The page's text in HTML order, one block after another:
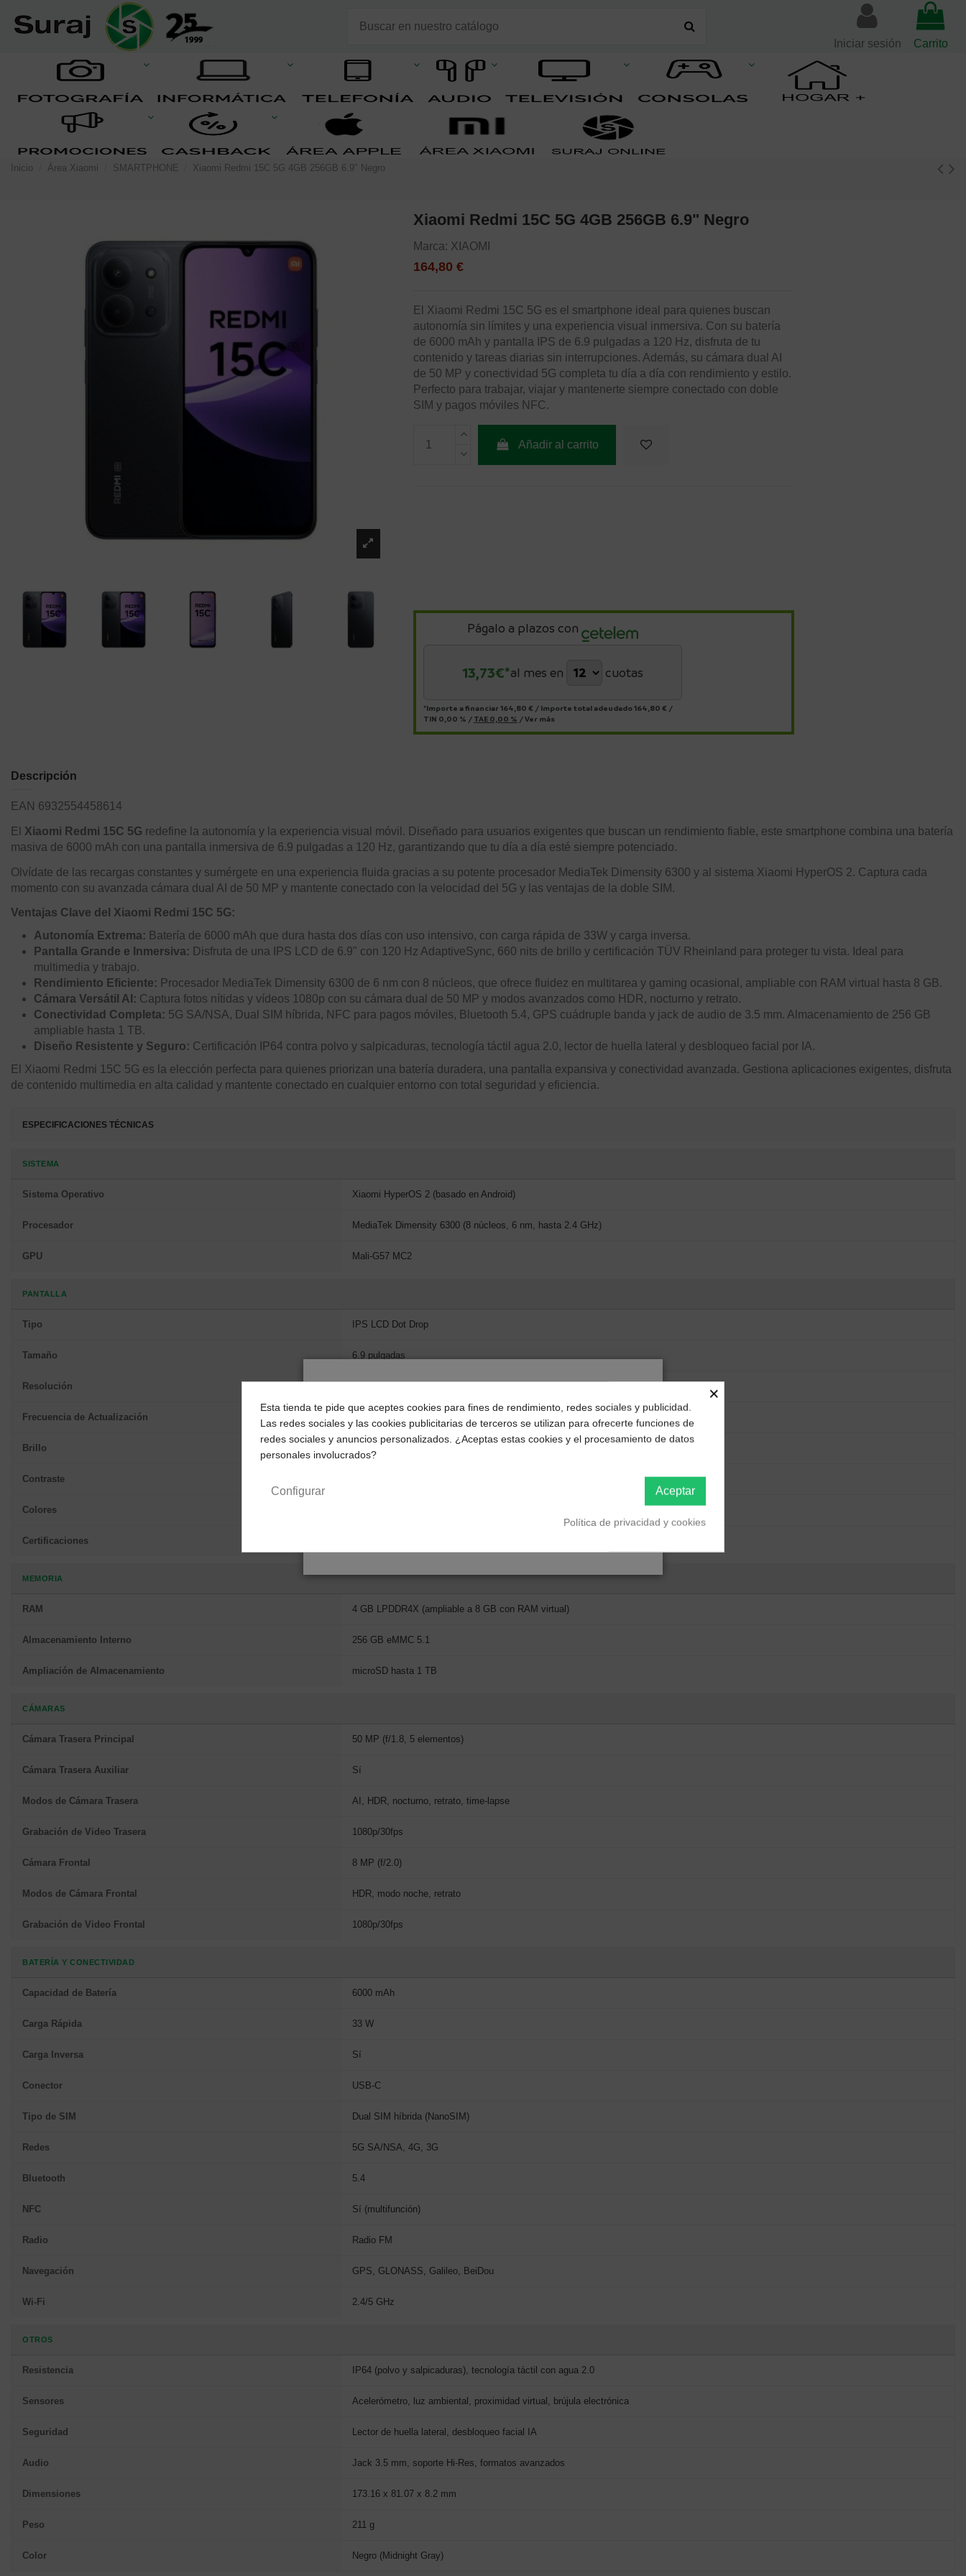
Iniciar sesión Carrito
Inicio Área Xiaomi SMARTPHONE Xiaomi Redmi 15C 5G 4GB 256GB 6.9" Negro
Xiaomi Redmi 15C 5G 4GB 256GB 6.9" Negro
Marca: XIAOMI
164,80 €
El Xiaomi Redmi 15C 5G es el smartphone ideal para quienes buscan
autonomía sin límites y una experiencia visual inmersiva. Con su batería
de 6000 mAh y pantalla IPS de 6.9 pulgadas a 120 Hz, disfruta de tu
contenido y tareas diarias sin interrupciones. Además, su cámara dual AI
de 50 MP y conectividad 5G completa tu día a día con rendimiento y estilo.
Perfecto para trabajar, viajar y mantenerte siempre conectado con doble
SIM y pagos móviles NFC.
Añadir al carrito
Págalo a plazos con
13,73€*al mes en cuotas
*Importe a financiar 164,80 € / Importe total adeudado164,80 € /
TIN 0,00 % / TAE 0,00 % /Ver más
Descripción
EAN 6932554458614
El Xiaomi Redmi 15C 5G redefine la autonomía y la experiencia visual móvil. Diseñado para usuarios exigentes que buscan un rendimiento fiable, este smartphone combina una batería
masiva de 6000 mAh con una pantalla inmersiva de 6.9 pulgadas a 120 Hz, garantizando que tu día a día esté siempre potenciado.
Olvídate de las recargas constantes y sumérgete en una experiencia fluida gracias a su potente procesador MediaTek Dimensity 6300 y al sistema Xiaomi HyperOS 2. Captura cada
momento con su avanzada cámara dual AI de 50 MP y mantente conectado con la velocidad del 5G y las ventajas de la doble SIM.
Ventajas Clave del Xiaomi Redmi 15C 5G:
Autonomía Extrema: Batería de 6000 mAh que dura hasta dos días con uso intensivo, con carga rápida de 33W y carga inversa.
Pantalla Grande e Inmersiva: Disfruta de una IPS LCD de 6.9" con 120 Hz AdaptiveSync, 660 nits de brillo y certificación TÜV Rheinland para proteger tu vista. Ideal para
multimedia y trabajo.
Rendimiento Eficiente: Procesador MediaTek Dimensity 6300 de 6 nm con 8 núcleos, que ofrece fluidez en multitarea y gaming ocasional, ampliable con RAM virtual hasta 8 GB.
Cámara Versátil AI: Captura fotos nítidas y vídeos 1080p con su cámara dual de 50 MP y modos avanzados como HDR, nocturno y retrato.
Conectividad Completa: 5G SA/NSA, Dual SIM híbrida, NFC para pagos móviles, Bluetooth 5.4, GPS cuádruple banda y jack de audio de 3.5 mm. Almacenamiento de 256 GB
ampliable hasta 1 TB.
Diseño Resistente y Seguro: Certificación IP64 contra polvo y salpicaduras, tecnología táctil agua 2.0, lector de huella lateral y desbloqueo facial por IA.
El Xiaomi Redmi 15C 5G es la elección perfecta para quienes priorizan una batería duradera, una pantalla expansiva y conectividad avanzada. Gestiona aplicaciones exigentes, disfruta
de contenido multimedia en alta calidad y mantente conectado en cualquier entorno con total seguridad y eficiencia.
ESPECIFICACIONES TÉCNICAS
SISTEMA
Sistema Operativo Xiaomi HyperOS 2 (basado en Android)
Procesador MediaTek Dimensity 6300 (8 núcleos, 6 nm, hasta 2.4 GHz)
GPU Mali-G57 MC2
PANTALLA
Tipo IPS LCD Dot Drop
Tamaño 6.9 pulgadas
Resolución 1600 x 720 px
Frecuencia de Actualización 120 Hz AdaptiveSync
Brillo 660 nits
Contraste
Colores
Certificaciones
MEMORIA
RAM 4 GB LPDDR4X (ampliable a 8 GB con RAM virtual)
Almacenamiento Interno 256 GB eMMC 5.1
Ampliación de Almacenamiento microSD hasta 1 TB
CÁMARAS
Cámara Trasera Principal 50 MP (f/1.8, 5 elementos)
Cámara Trasera Auxiliar Sí
Modos de Cámara Trasera AI, HDR, nocturno, retrato, time-lapse
Grabación de Video Trasera 1080p/30fps
Cámara Frontal 8 MP (f/2.0)
Modos de Cámara Frontal HDR, modo noche, retrato
Grabación de Video Frontal 1080p/30fps
BATERÍA Y CONECTIVIDAD
Capacidad de Batería 6000 mAh
Carga Rápida 33 W
Carga Inversa Sí
Conector USB-C
Tipo de SIM Dual SIM híbrida (NanoSIM)
Redes 5G SA/NSA, 4G, 3G
Bluetooth 5.4
NFC Sí (multifunción)
Radio Radio FM
Navegación GPS, GLONASS, Galileo, BeiDou
Wi-Fi 2.4/5 GHz
OTROS
Resistencia IP64 (polvo y salpicaduras), tecnología táctil con agua 2.0
Sensores Acelerómetro, luz ambiental, proximidad virtual, brújula electrónica
Seguridad Lector de huella lateral, desbloqueo facial IA
Audio Jack 3.5 mm, soporte Hi-Res, formatos avanzados
Dimensiones 173.16 x 81.07 x 8.2 mm
Peso 211 g
Color Negro (Midnight Gray)
¿Dónde deseas recibir tu pedido?
Selecciona tu ubicación para mostrarte los precios e
impuestos correctos para tu región.
×
Esta tienda te pide que aceptes cookies para fines de rendimiento, redes sociales y publicidad.
Las redes sociales y las cookies publicitarias de terceros se utilizan para ofrecerte funciones de
redes sociales y anuncios personalizados. ¿Aceptas estas cookies y el procesamiento de datos
personales involucrados?
Aceptar
Configurar
Política de privacidad y cookies